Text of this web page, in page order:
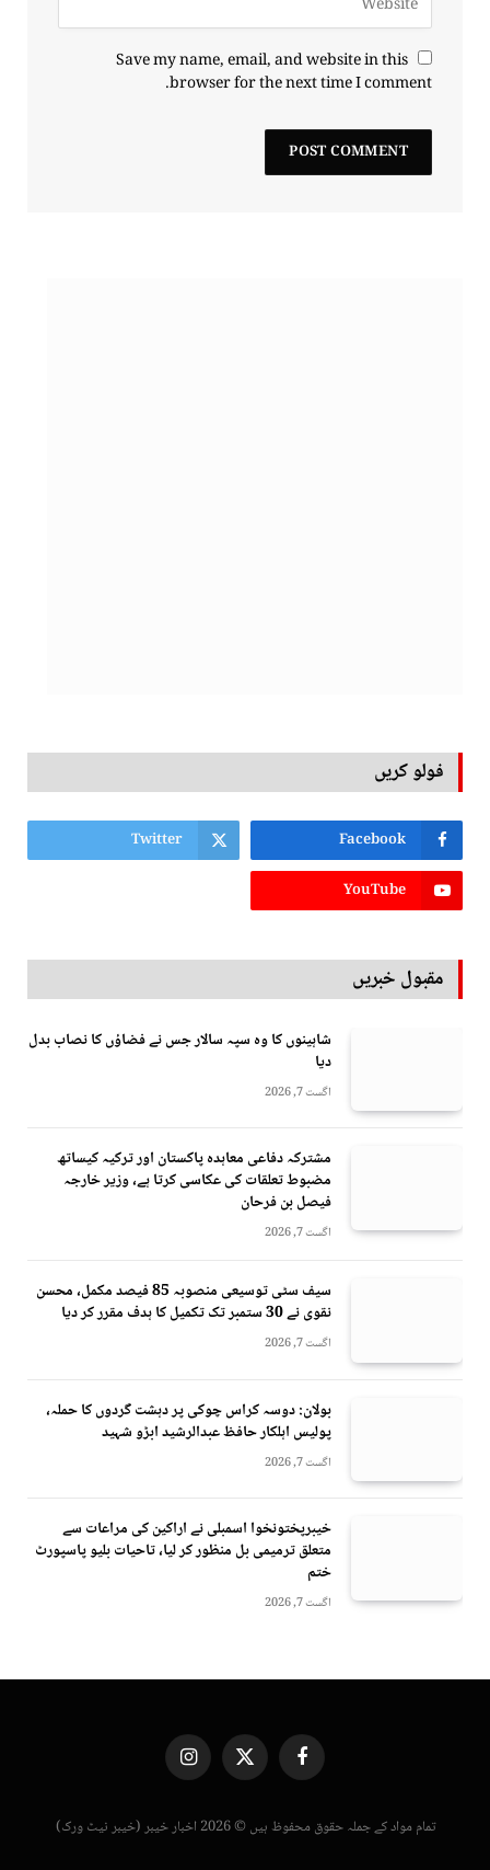
Save my name, email, and website in this
browser for the next time I comment.
فولو کریں
Facebook
Twitter
YouTube
مقبول خبریں
شاہینوں کا وہ سپہ سالار جس نے فضاؤں کا نصاب بدل
دیا
اگست 7, 2026
مشترکہ دفاعی معاہدہ پاکستان اور ترکیہ کیساتھ
مضبوط تعلقات کی عکاسی کرتا ہے، وزیر خارجہ
فیصل بن فرحان
اگست 7, 2026
سیف سٹی توسیعی منصوبہ 85 فیصد مکمل، محسن
نقوی نے 30 ستمبر تک تکمیل کا ہدف مقرر کر دیا
اگست 7, 2026
بولان: دوسہ کراس چوکی پر دہشت گردوں کا حملہ،
پولیس اہلکار حافظ عبدالرشید ابڑو شہید
اگست 7, 2026
خیبرپختونخوا اسمبلی نے اراکین کی مراعات سے
متعلق ترمیمی بل منظور کر لیا، تاحیات بلیو پاسپورٹ
ختم
اگست 7, 2026
Facebook
X
(Twitter)
Instagram
تمام مواد کے جملہ حقوق محفوظ ہیں © 2026 اخبار خیبر (خیبر نیٹ ورک)